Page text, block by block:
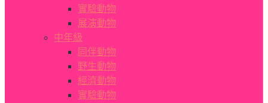
實驗動物
展演動物
中年級
同伴動物
野生動物
經濟動物
實驗動物